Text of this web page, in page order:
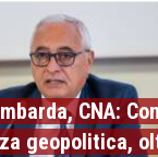
CNA:
geopolitica,